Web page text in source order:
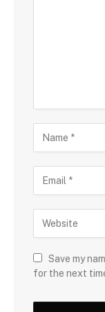
Save my
for the next